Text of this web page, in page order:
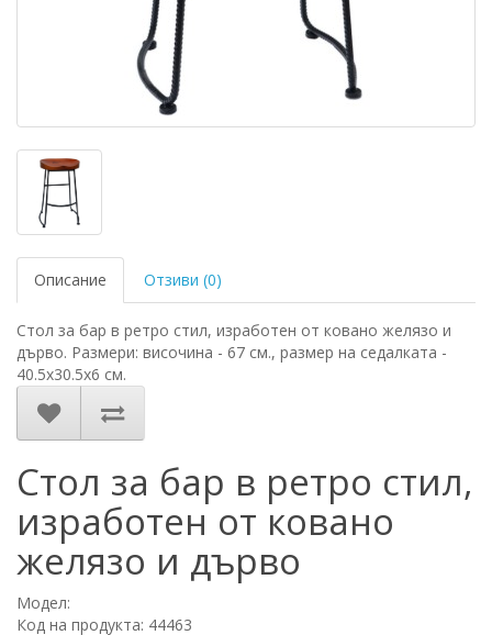
Описание Отзиви (0)
Стол за бар в ретро стил, изработен от ковано желязо и
дърво. Размери: височина - 67 см., размер на седалката -
40.5х30.5х6 см.
Стол за бар в ретро стил,
изработен от ковано
желязо и дърво
Модел:
Код на продукта: 44463